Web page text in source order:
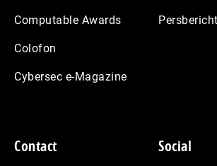
Computable Awards
Colofon
Cybersec e-Magazine
Contact Social